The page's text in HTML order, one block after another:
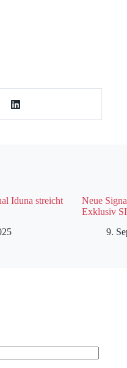
Iduna streicht
Neue
Exklusiv
9.